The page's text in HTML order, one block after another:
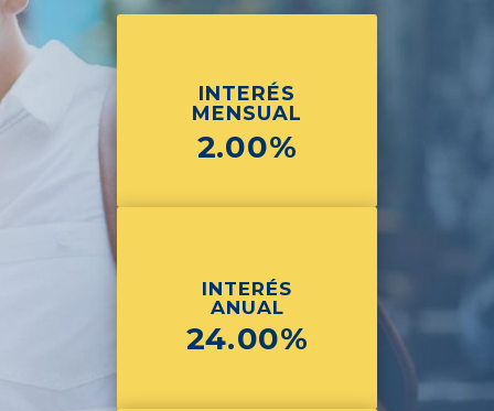
INTERÉS
MENSUAL
2.00%
INTERÉS
ANUAL
24.00%